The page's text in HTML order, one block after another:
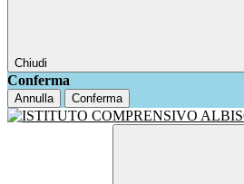
Chiudi
Conferma
Annulla Conferma